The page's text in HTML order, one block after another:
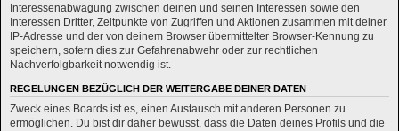
Interessenabwägung zwischen deinen und seinen Interessen sowie den
Interessen Dritter, Zeitpunkte von Zugriffen und Aktionen zusammen mit deiner
IP-Adresse und der von deinem Browser übermittelter Browser-Kennung zu
speichern, sofern dies zur Gefahrenabwehr oder zur rechtlichen
Nachverfolgbarkeit notwendig ist.
REGELUNGEN BEZÜGLICH DER WEITERGABE DEINER DATEN
Zweck eines Boards ist es, einen Austausch mit anderen Personen zu
ermöglichen. Du bist dir daher bewusst, dass die Daten deines Profils und die